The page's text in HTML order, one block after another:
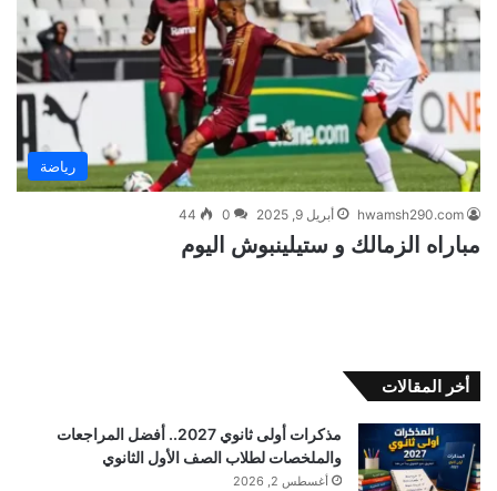
رياضة
hwamsh290.com أبريل 9, 2025 0
44
مباراه الزمالك و ستيلينبوش اليوم
أخر المقالات
مذكرات أولى ثانوي 2027.. أفضل المراجعات
والملخصات لطلاب الصف الأول الثانوي
أغسطس 2, 2026